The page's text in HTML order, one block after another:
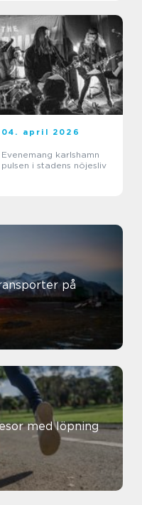
04. april 2026
Evenemang karlshamn
pulsen i stadens nöjesliv
med löpning